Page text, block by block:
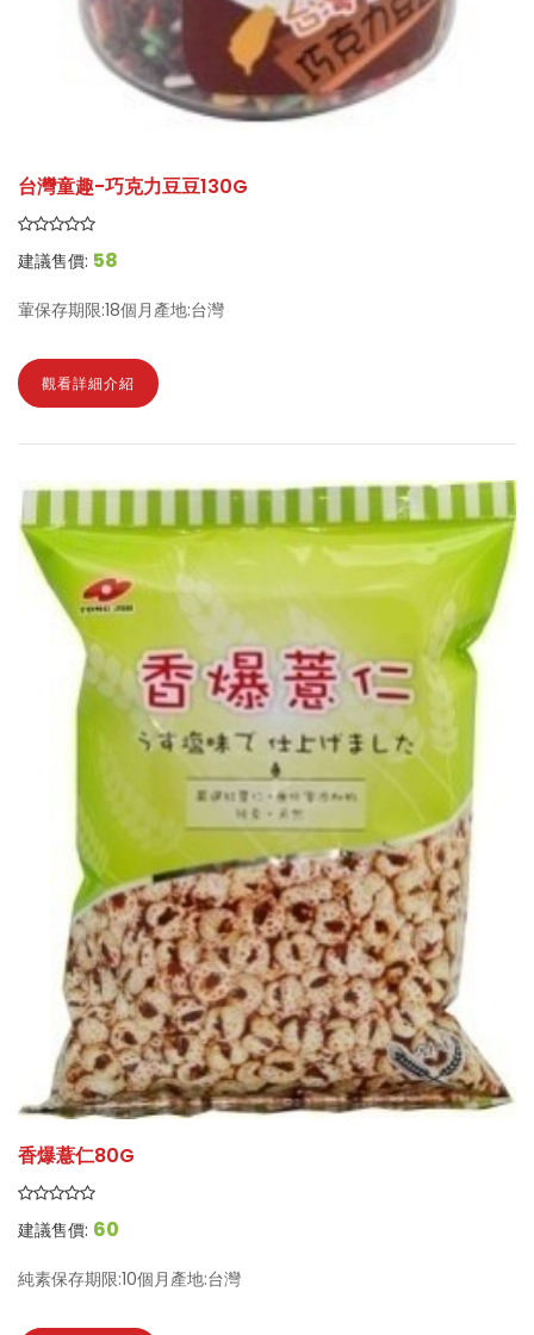
台灣童趣-巧克力豆豆130G
建議售價: 58
葷保存期限:18個月產地:台灣
觀看詳細介紹
香爆薏仁80G
建議售價: 60
純素保存期限:10個月產地:台灣